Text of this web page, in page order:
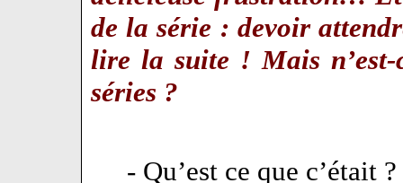
de la série : devoir
lire la suite ! Mais n’est-
séries ?
- Qu’est ce que c’était ?